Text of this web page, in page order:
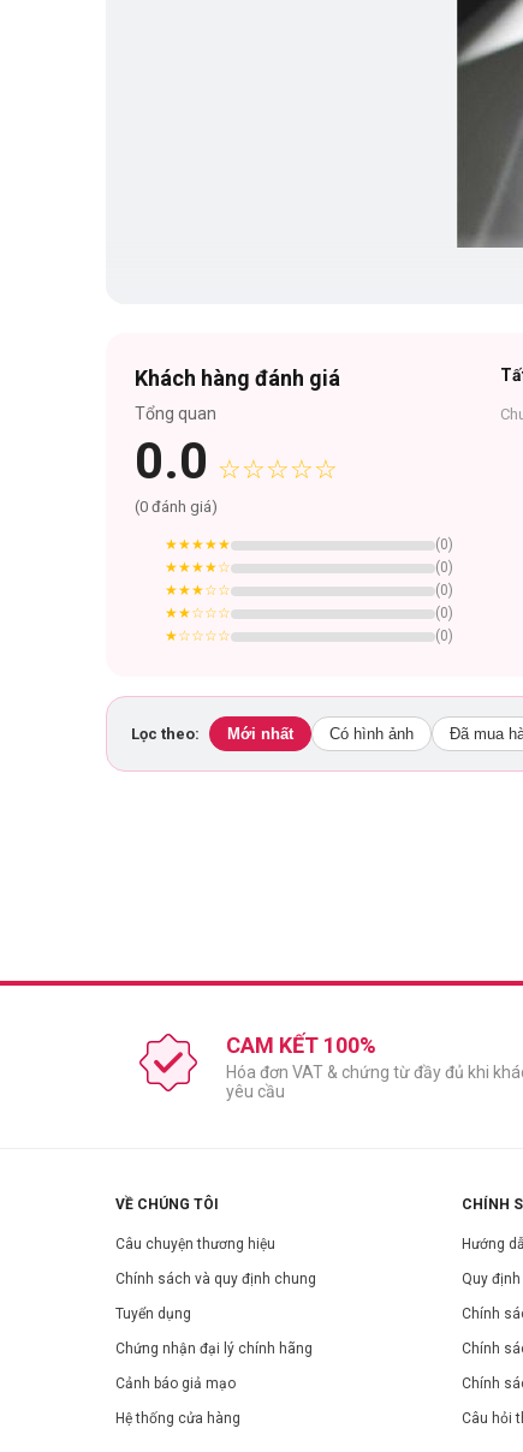
Tầng hương:
Hương đầu:
Hương giữa:
Tầng hương kế tiếp là sự pha trộn tuyệt vời giữa
Khi dư vị cỏ cây dần chìm vào quên lãng thì lúc
Xịt ở những vùng cơ thể để hương thơm khuếch tán
Bảo quản:
Tránh ánh nắng trực tiếp.
Xuất xứ:Pháp
Nơi sản xuất:Pháp
Dung tích:
Hạn sử dụng:Xem trên bao bì sản phẩm.
Ngày sản xuất:
Khách hàng đánh giá
Tổng quan
0.0 ☆☆☆☆☆
(0 đánh giá)
★★★★★ (0)
★★★★☆ (0)
★★★☆☆ (0)
★★☆☆☆ (0)
★☆☆☆☆ (0)
Lọc theo: Mới nhất Có hình ảnh Đã mua
CAM KẾT 100%
Hóa đơn VAT & chứng từ đầy đủ khi
yêu cầu
VỀ CHÚNG TÔI
Câu chuyện thương hiệu
Chính sách và quy định chung
Tuyển dụng
Chứng nhận đại lý chính hãng
Cảnh báo giả mạo
Hệ thống cửa hàng
CHÍNH
Hướng
Quy
Chính
Chính
Chính
Câu hỏi